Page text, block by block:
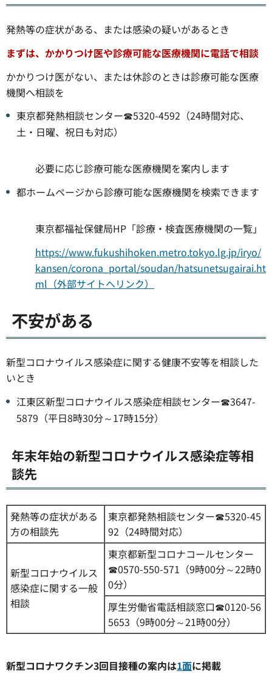
発熱等の症状がある、または感染の疑いがあるとき
まずは、かかりつけ医や診療可能な医療機関に電話で相談
かかりつけ医がない、または休診のときは診療可能な医療
機関へ相談を
東京都発熱相談センター☎5320-4592（24時間対応、
土・日曜、祝日も対応）
必要に応じ診療可能な医療機関を案内します
都ホームページから診療可能な医療機関を検索できます
東京都福祉保健局HP「診療・検査医療機関の一覧」
https://www.fukushihoken.metro.tokyo.lg.jp/iryo/
kansen/corona_portal/soudan/hatsunetsugairai.ht
ml（外部サイトへリンク）
不安がある
新型コロナウイルス感染症に関する健康不安等を相談した
いとき
江東区新型コロナウイルス感染症相談センター☎3647-
5879（平日8時30分～17時15分）
年末年始の新型コロナウイルス感染症等相
談先
発熱等の症状がある
方の相談先
東京都発熱相談センター☎5320-45
92（24時間対応）
新型コロナウイルス
感染症に関する一般
相談
東京都新型コロナコールセンター
☎0570-550-571（9時00分～22時0
0分）
厚生労働省電話相談窓口☎0120-56
5653（9時00分～21時00分）
新型コロナワクチン3回目接種の案内は1面に掲載